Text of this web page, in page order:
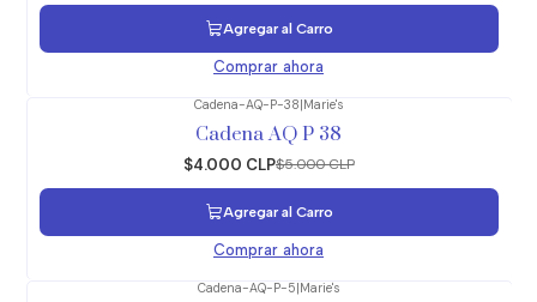
Agregar al Carro
Comprar ahora
Cadena-AQ-P-38 Marie's
Cadena AQ P 38
$4.000 CLP$5.000 CLP
Agregar al Carro
Comprar ahora
Cadena-AQ-P-5 Marie's